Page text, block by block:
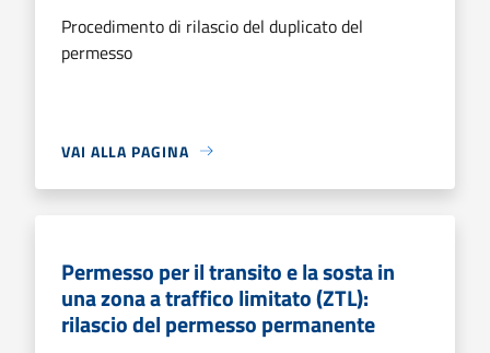
Procedimento di rilascio del duplicato del
permesso
VAI ALLA PAGINA
Permesso per il transito e la sosta in
una zona a traffico limitato (ZTL):
rilascio del permesso permanente